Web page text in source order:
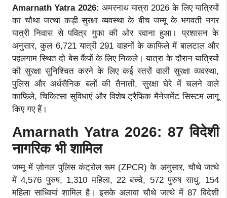
Amarnath Yatra 2026: अमरनाथ यात्रा 2026 के लिए यात्रियों
का चौथा जत्था कड़ी सुरक्षा व्यवस्था के बीच जम्मू के भगवती नगर
यात्री निवास से पवित्र गुफा की ओर रवाना हुआ। प्रशासन के
अनुसार, कुल 6,721 यात्री 291 वाहनों के काफिले में बालटाल और
पहलगाम स्थित दो बेस कैंपों के लिए निकले। यात्रा के दौरान यात्रियों
की सुरक्षा सुनिश्चित करने के लिए कई स्तरों वाली सुरक्षा व्यवस्था,
पुलिस और अर्धसैनिक बलों की तैनाती, सुरक्षा घेरे में चलने वाले
काफिले, चिकित्सा सुविधाएं और विशेष ट्रैफिक मैनेजमेंट सिस्टम लागू
किए गए हैं।
Amarnath Yatra 2026: 87 विदेशी
नागरिक भी शामिल
जम्मू में ज़ोनल पुलिस कंट्रोल रूम (ZPCR) के अनुसार, चौथे जत्थे
में 4,576 पुरुष, 1,310 महिला, 22 बच्चे, 572 पुरुष साधु, 154
महिला साध्वियां शामिल है। इसके अलावा चौथे जत्थे में 87 विदेशी